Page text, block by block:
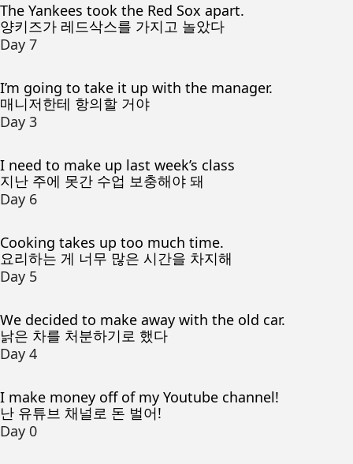
The Yankees took the Red Sox apart.
양키즈가 레드삭스를 가지고 놀았다
Day 7
I’m going to take it up with the manager.
매니저한테 항의할 거야
Day 3
I need to make up last week’s class
지난 주에 못간 수업 보충해야 돼
Day 6
Cooking takes up too much time.
요리하는 게 너무 많은 시간을 차지해
Day 5
We decided to make away with the old car.
낡은 차를 처분하기로 했다
Day 4
I make money off of my Youtube channel!
난 유튜브 채널로 돈 벌어!
Day 0